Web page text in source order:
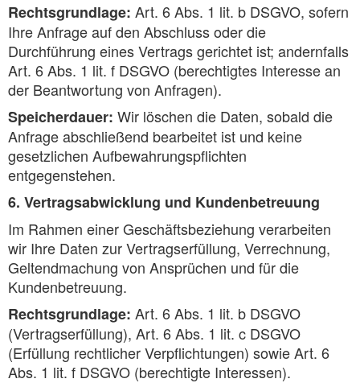
Rechtsgrundlage: Art. 6 Abs. 1 lit. b DSGVO, sofern
Ihre Anfrage auf den Abschluss oder die
Durchführung eines Vertrags gerichtet ist; andernfalls
Art. 6 Abs. 1 lit. f DSGVO (berechtigtes Interesse an
der Beantwortung von Anfragen).
Speicherdauer: Wir löschen die Daten, sobald die
Anfrage abschließend bearbeitet ist und keine
gesetzlichen Aufbewahrungspflichten
entgegenstehen.
6. Vertragsabwicklung und Kundenbetreuung
Im Rahmen einer Geschäftsbeziehung verarbeiten
wir Ihre Daten zur Vertragserfüllung, Verrechnung,
Geltendmachung von Ansprüchen und für die
Kundenbetreuung.
Rechtsgrundlage: Art. 6 Abs. 1 lit. b DSGVO
(Vertragserfüllung), Art. 6 Abs. 1 lit. c DSGVO
(Erfüllung rechtlicher Verpflichtungen) sowie Art. 6
Abs. 1 lit. f DSGVO (berechtigte Interessen).